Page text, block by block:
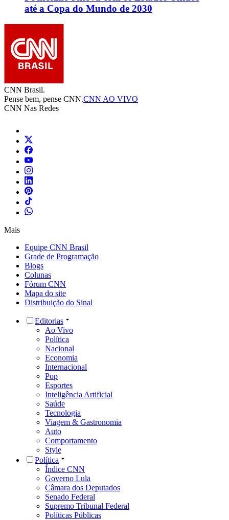
até a Copa do Mundo de 2030
CNN Brasil.
Pense bem, pense CNN.CNN AO VIVO
CNN Nas Redes
Mais
Equipe CNN Brasil
Grade de Programação
Blogs
Colunas
Fórum CNN
Mapa do site
Distribuição do Sinal
Editorias
Ao Vivo
Política
Nacional
Economia
Internacional
Pop
Esportes
Inteligência Artificial
Saúde
Tecnologia
Viagem & Gastronomia
Auto
Comportamento
Style
Política
Índice CNN
Governo Lula
Câmara dos Deputados
Senado Federal
Supremo Tribunal Federal
Políticas Públicas